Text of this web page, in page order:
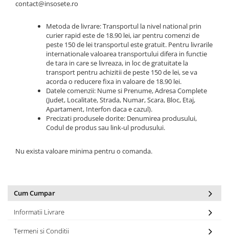
Sosete termice
contact@insosete.ro
Metoda de livrare: Transportul la nivel national prin
curier rapid este de 18.90 lei, iar pentru comenzi de
peste 150 de lei transportul este gratuit. Pentru livrarile
internationale valoarea transportului difera in functie
de tara in care se livreaza, in loc de gratuitate la
transport pentru achizitii de peste 150 de lei, se va
acorda o reducere fixa in valoare de 18.90 lei.
Datele comenzii: Nume si Prenume, Adresa Complete
(Judet, Localitate, Strada, Numar, Scara, Bloc, Etaj,
Apartament, Interfon daca e cazul).
Precizati produsele dorite: Denumirea produsului,
Codul de produs sau link-ul produsului.
Nu exista valoare minima pentru o comanda.
Cum Cumpar
Informatii Livrare
Termeni si Conditii